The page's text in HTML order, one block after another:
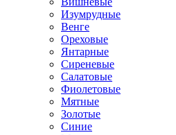
Изумрудные
Венге
Ореховые
Янтарные
Сиреневые
Салатовые
Фиолетовые
Мятные
Золотые
Синие